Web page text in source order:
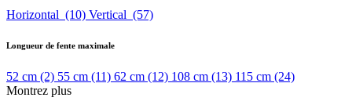
Horizontal (10) Vertical (57)
Longueur de fente maximale
52 cm (2) 55 cm (11) 62 cm (12) 108 cm (13) 115 cm (24)
Montrez plus